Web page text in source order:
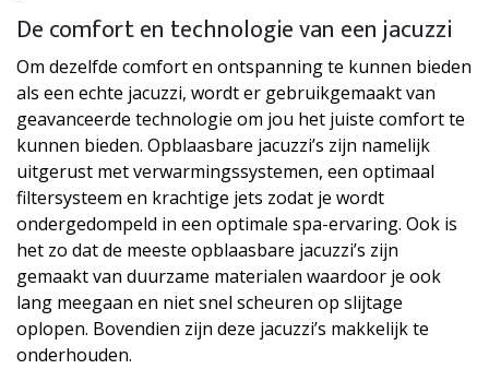
De comfort en technologie van een jacuzzi
Om dezelfde comfort en ontspanning te kunnen bieden
als een echte jacuzzi, wordt er gebruikgemaakt van
geavanceerde technologie om jou het juiste comfort te
kunnen bieden. Opblaasbare jacuzzi’s zijn namelijk
uitgerust met verwarmingssystemen, een optimaal
filtersysteem en krachtige jets zodat je wordt
ondergedompeld in een optimale spa-ervaring. Ook is
het zo dat de meeste opblaasbare jacuzzi’s zijn
gemaakt van duurzame materialen waardoor je ook
lang meegaan en niet snel scheuren op slijtage
oplopen. Bovendien zijn deze jacuzzi’s makkelijk te
onderhouden.